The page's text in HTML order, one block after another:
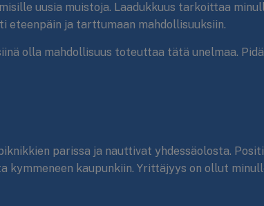
uusia muistoja. Laadukkuus tarkoittaa
eteenpäin ja tarttumaan mahdollisuuksiin.
olla mahdollisuus toteuttaa tätä unelmaa.
parissa ja nauttivat yhdessäolosta.
kymmeneen kaupunkiin. Yrittäjyys on ollut